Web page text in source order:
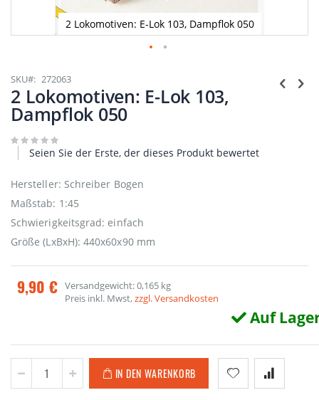
2 Lokomotiven: E-Lok 103, Dampflok 050
Anfang
der
Bildgalerie
springen
SKU 272063
2 Lokomotiven: E-Lok 103,
Dampflok 050
Seien Sie der Erste, der dieses Produkt bewertet
Hersteller: Schreiber Bogen
Maßstab: 1:45
Schwierigkeitsgrad: einfach
Größe (LxBxH): 440x60x90 mm
9,90 € Versandgewicht: 0,165 kg
Preis inkl. Mwst,zzgl. Versandkosten
Auf
IN DEN WARENKORB